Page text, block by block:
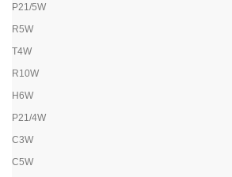
P21/5W
R5W
T4W
R10W
H6W
P21/4W
C3W
C5W